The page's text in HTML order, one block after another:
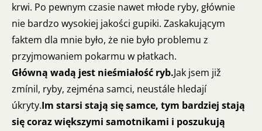
krwi. Po pewnym czasie nawet młode ryby, głównie
nie bardzo wysokiej jakości gupiki. Zaskakującym
faktem dla mnie było, że nie było problemu z
przyjmowaniem pokarmu w płatkach.
Główną wadą jest nieśmiałość ryb.Jak jsem již
zmínil, ryby, zejména samci, neustále hledají
úkryty.Im starsi stają się samce, tym bardziej stają
się coraz większymi samotnikami i poszukują